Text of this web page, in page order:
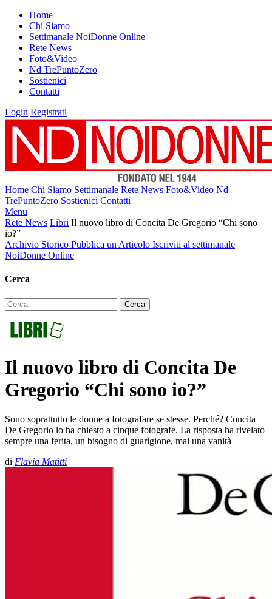
Home
Chi Siamo
Settimanale NoiDonne Online
Rete News
Foto&Video
Nd TrePuntoZero
Sostienici
Contatti
Login Registrati
Home Chi Siamo Settimanale Rete News Foto&Video Nd
TrePuntoZero Sostienici Contatti
Menu
Rete News Libri Il nuovo libro di Concita De Gregorio “Chi sono
io?”
Archivio Storico Pubblica un Articolo Iscriviti al settimanale
NoiDonne Online
Cerca
Il nuovo libro di Concita De
Gregorio “Chi sono io?”
Sono soprattutto le donne a fotografare se stesse. Perché? Concita
De Gregorio lo ha chiesto a cinque fotografe. La risposta ha rivelato
sempre una ferita, un bisogno di guarigione, mai una vanità
di Flavia Matitti